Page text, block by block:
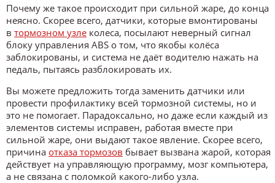
Почему же такое происходит при сильной жаре, до конца
неясно. Скорее всего, датчики, которые вмонтированы
в тормозном узле колеса, посылают неверный сигнал
блоку управления ABS о том, что якобы колёса
заблокированы, и система не даёт водителю нажать на
педаль, пытаясь разблокировать их.
Вы можете предложить тогда заменить датчики или
провести профилактику всей тормозной системы, но и
это не помогает. Парадоксально, но даже если каждый из
элементов системы исправен, работая вместе при
сильной жаре, они выдают такое явление. Скорее всего,
причина отказа тормозов бывает вызвана жарой, которая
действует на управляющую программу, мозг компьютера,
а не связана с поломкой какого-либо узла.